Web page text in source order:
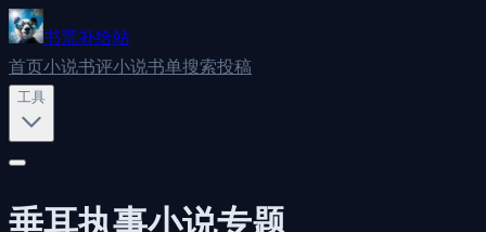
书荒补给站
首页小说书评小说书单搜索投稿
工具
垂耳执事小说专题